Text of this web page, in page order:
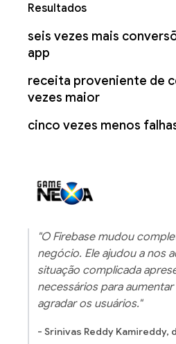
Resultados
seis vezes mais
app
receita proveniente de
vezes maior
cinco vezes menos
"O Firebase mudou
negócio. Ele ajudou a nos
situação complicada
necessários para
agradar os usuários."
- Srinivas Reddy Kamireddy,